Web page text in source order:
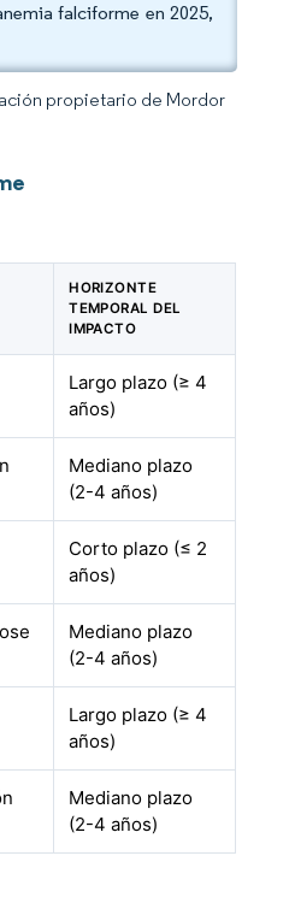
falciforme en 2025,
propietario de Mordor
HORIZONTE
TEMPORAL DEL
IMPACTO
Largo plazo (≥ 4
años)
Mediano plazo
(2-4 años)
Corto plazo (≤ 2
años)
Mediano plazo
(2-4 años)
Largo plazo (≥ 4
años)
Mediano plazo
(2-4 años)